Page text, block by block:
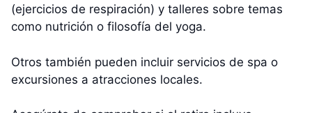
(ejercicios de respiración) y talleres sobre temas
como nutrición o filosofía del yoga.
Otros también pueden incluir servicios de spa o
excursiones a atracciones locales.